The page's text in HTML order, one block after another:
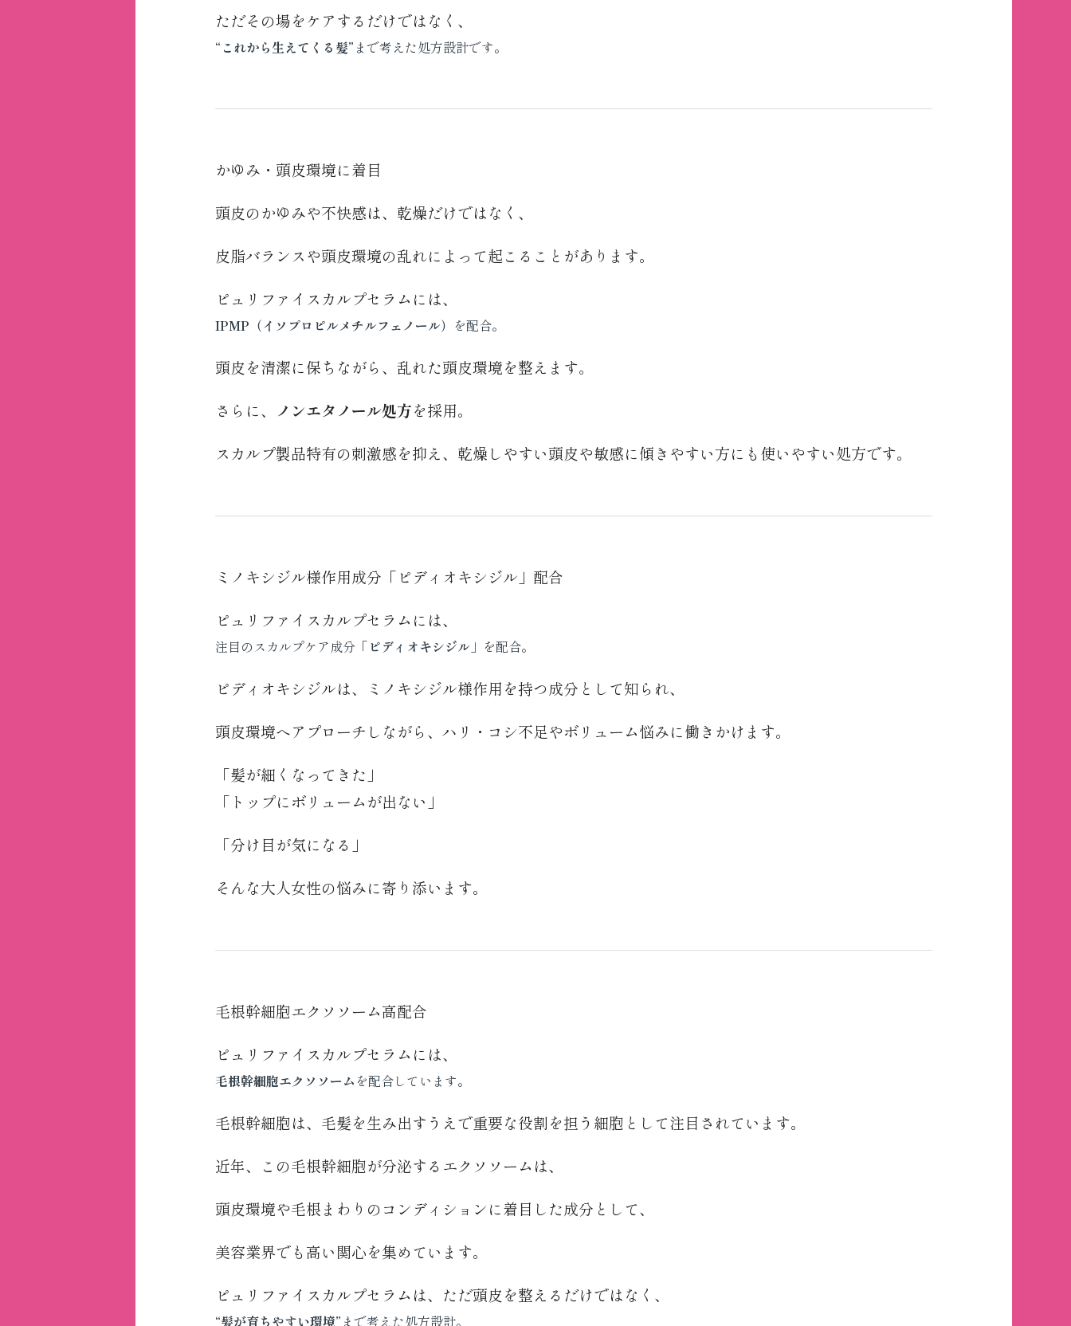
ただその場をケアするだけではなく、
“これから生えてくる髪” まで考えた処方設計です。
かゆみ・頭皮環境に着目
頭皮のかゆみや不快感は、乾燥だけではなく、
皮脂バランスや頭皮環境の乱れによって起こることがあります。
ピュリファイスカルプセラムには、
IPMP（イソプロピルメチルフェノール） を配合。
頭皮を清潔に保ちながら、乱れた頭皮環境を整えます。
さらに、 ノンエタノール処方 を採用。
スカルプ製品特有の刺激感を抑え、乾燥しやすい頭皮や敏感に傾きやすい方にも使いやすい処方です。
ミノキシジル様作用成分「ピディオキシジル」配合
ピュリファイスカルプセラムには、
注目のスカルプケア成分 「ピディオキシジル」 を配合。
ピディオキシジルは、ミノキシジル様作用を持つ成分として知られ、
頭皮環境へアプローチしながら、ハリ・コシ不足やボリューム悩みに働きかけます。
「髪が細くなってきた」
「トップにボリュームが出ない」
「分け目が気になる」
そんな大人女性の悩みに寄り添います。
毛根幹細胞エクソソーム高配合
ピュリファイスカルプセラムには、
毛根幹細胞エクソソーム を配合しています。
毛根幹細胞は、毛髪を生み出すうえで重要な役割を担う細胞として注目されています。
近年、この毛根幹細胞が分泌するエクソソームは、
頭皮環境や毛根まわりのコンディションに着目した成分として、
美容業界でも高い関心を集めています。
ピュリファイスカルプセラムは、ただ頭皮を整えるだけではなく、
“髪が育ちやすい環境” まで考えた処方設計。